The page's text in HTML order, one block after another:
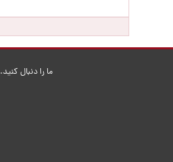
ما را دنبال کنید.